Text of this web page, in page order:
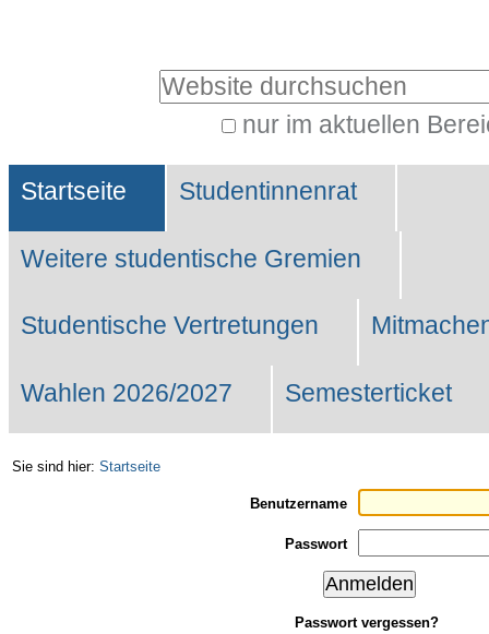
Website durchsuchen
nur im aktuellen
Suche…
Sektionen
Startseite Studentinnenrat
Weitere studentische Gremien
Studentische Vertretungen
Wahlen 2026/2027 Semesterticket
Sie sind hier: Startseite
Benutzername
Passwort
Passwort vergessen?